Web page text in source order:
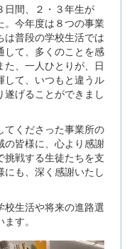
間、２・３年生が
。今年度は８つの事業
は普段の学校生活では
して、多くのことを感
た、一人ひとりが、日
して、いつもと違うル
げることができまし
くださった事業所の
の皆様に、心より感謝
戦する生徒たちを支
にも、深く感謝いたし
生活や将来の進路選
す。